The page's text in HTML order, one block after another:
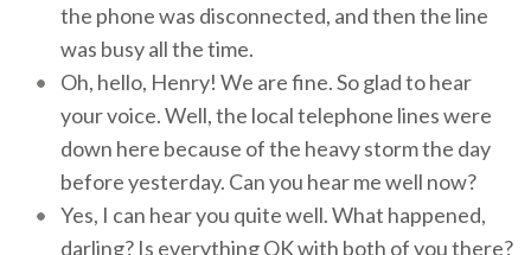
the phone was disconnected, and then the line
was busy all the time.
Oh, hello, Henry! We are fine. So glad to hear
your voice. Well, the local telephone lines were
down here because of the heavy storm the day
before yesterday. Can you hear me well now?
Yes, I can hear you quite well. What happened,
darling? Is everything OK with both of you there?